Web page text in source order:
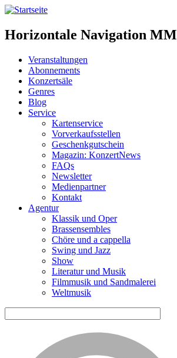
Horizontale Navigation MM
Veranstaltungen
Abonnements
Konzertsäle
Genres
Blog
Service
Kartenservice
Vorverkaufsstellen
Geschenkgutschein
Magazin: KonzertNews
FAQs
Newsletter
Medienpartner
Kontakt
Agentur
Klassik und Oper
Brassensembles
Chöre und a cappella
Swing und Jazz
Show
Literatur und Musik
Filmmusik und Sandmalerei
Weltmusik